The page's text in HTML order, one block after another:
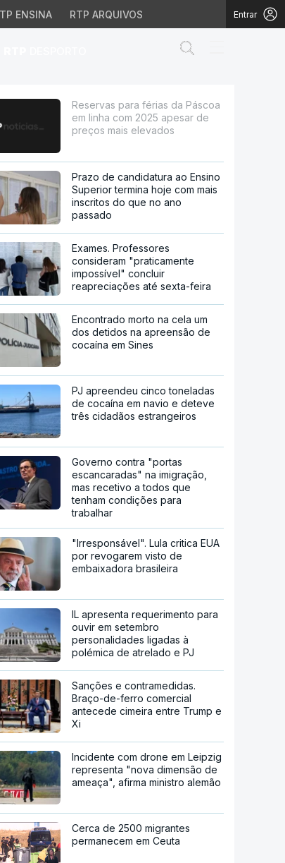
ENSINA RTP ARQUIVOS Entrar
2025 apesar de
Reservas para férias da Páscoa
em linha com 2025 apesar de
preços mais elevados
Prazo de candidatura ao Ensino
Superior termina hoje com mais
inscritos do que no ano
passado
Exames. Professores
consideram "praticamente
impossível" concluir
reapreciações até sexta-feira
Encontrado morto na cela um
dos detidos na apreensão de
cocaína em Sines
PJ apreendeu cinco toneladas
de cocaína em navio e deteve
três cidadãos estrangeiros
Governo contra "portas
escancaradas" na imigração,
mas recetivo a todos que
tenham condições para
trabalhar
"Irresponsável". Lula critica EUA
por revogarem visto de
embaixadora brasileira
IL apresenta requerimento para
ouvir em setembro
personalidades ligadas à
polémica de atrelado e PJ
Sanções e contramedidas.
Braço-de-ferro comercial
antecede cimeira entre Trump e
Xi
Incidente com drone em Leipzig
representa "nova dimensão de
ameaça", afirma ministro alemão
Cerca de 2500 migrantes
permanecem em Ceuta